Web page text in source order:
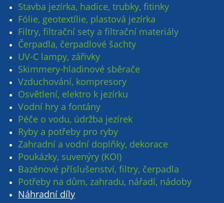
Stavba jezírka, hadice, trubky, fitinky
Fólie, geotextílie, plastová jezírka
Filtry, filtrační sety a filtrační materiály
Čerpadla, čerpadlové šachty
UV-C lampy, zářivky
Skimmery-hladinové sběrače
Vzduchování, kompresory
Osvětlení, elektro k jezírku
Vodní hry a fontány
Péče o vodu, údržba jezírek
Ryby a potřeby pro ryby
Zahradní a vodní doplňky, dekorace
Poukázky, suvenýry (KOI)
Bazénové příslušenství, filtry, čerpadla
Potřeby na dům, zahradu, nářadí, nádoby
Náhradní díly